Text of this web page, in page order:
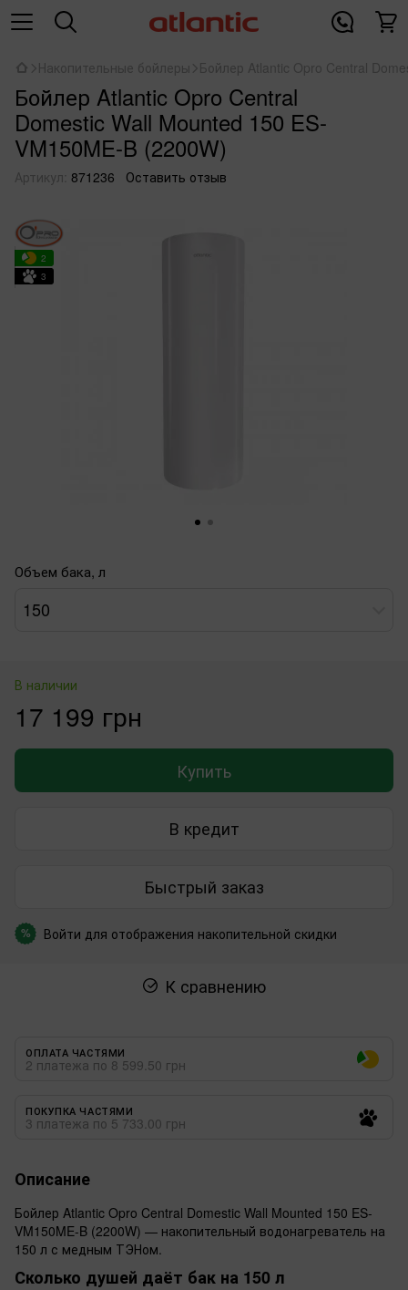
Накопительные бойлеры Бойлер Atlantic Opro Central
Бойлер Atlantic Opro Central
Domestic Wall Mounted 150 ES-
VM150ME-B (2200W)
Артикул: 871236 Оставить отзыв
2
3
Объем бака, л
150
В наличии
17 199 грн
Купить
В кредит
Быстрый заказ
% Войти для отображения накопительной скидки
К сравнению
ОПЛАТА ЧАСТЯМИ
2 платежа по 8 599.50 грн
ПОКУПКА ЧАСТЯМИ
3 платежа по 5 733.00 грн
Описание
Бойлер Atlantic Opro Central Domestic Wall Mounted 150 ES-
VM150ME-B (2200W) — накопительный водонагреватель на
150 л с медным ТЭНом.
Сколько душей даёт бак на 150 л